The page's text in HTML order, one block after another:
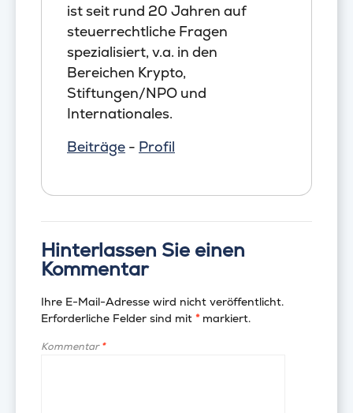
ist seit rund 20 Jahren auf
steuerrechtliche Fragen
spezialisiert, v.a. in den
Bereichen Krypto,
Stiftungen/NPO und
Internationales.
Beiträge - Profil
Hinterlassen Sie einen
Kommentar
Ihre E-Mail-Adresse wird nicht veröffentlicht.
Erforderliche Felder sind mit *markiert.
Kommentar*